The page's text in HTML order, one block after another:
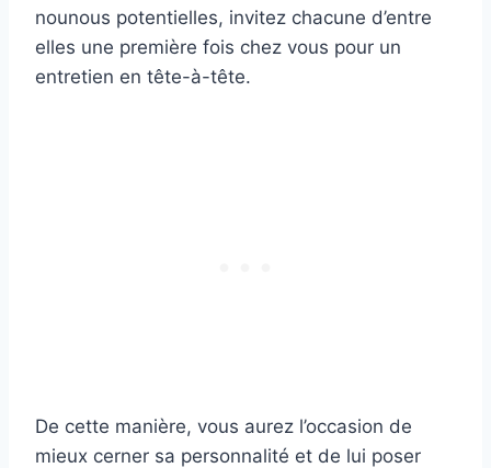
nounous potentielles, invitez chacune d’entre
elles une première fois chez vous pour un
entretien en tête-à-tête.
De cette manière, vous aurez l’occasion de
mieux cerner sa personnalité et de lui poser